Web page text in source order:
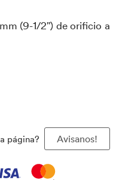
(9-1/2") de orificio a
página? Avisanos!